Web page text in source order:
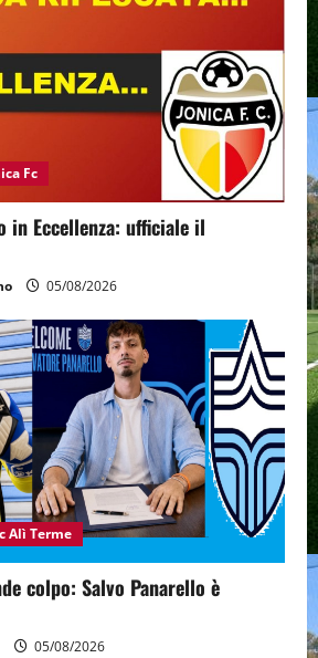
Fc
in Eccellenza: ufficiale il
05/08/2026
Alì Terme
colpo: Salvo Panarello è
05/08/2026